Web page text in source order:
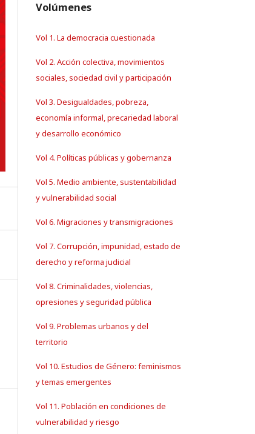
Volúmenes
Vol 1. La democracia cuestionada
Vol 2. Acción colectiva, movimientos
sociales, sociedad civil y participación
Vol 3. Desigualdades, pobreza,
economía informal, precariedad laboral
y desarrollo económico
Vol 4. Políticas públicas y gobernanza
Vol 5. Medio ambiente, sustentabilidad
y vulnerabilidad social
Vol 6. Migraciones y transmigraciones
Vol 7. Corrupción, impunidad, estado de
derecho y reforma judicial
Vol 8. Criminalidades, violencias,
opresiones y seguridad pública
Vol 9. Problemas urbanos y del
territorio
Vol 10. Estudios de Género: feminismos
y temas emergentes
Vol 11. Población en condiciones de
vulnerabilidad y riesgo